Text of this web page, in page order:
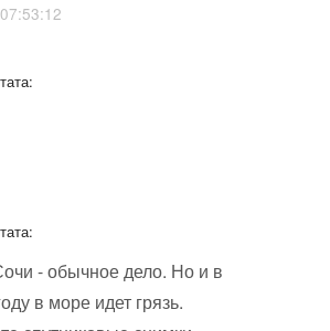
- обычное дело. Но и в
в море идет грязь.